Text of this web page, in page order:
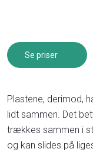
Se priser​
Plastene, derimod,
lidt sammen. Det
trækkes sammen i
og kan slides på